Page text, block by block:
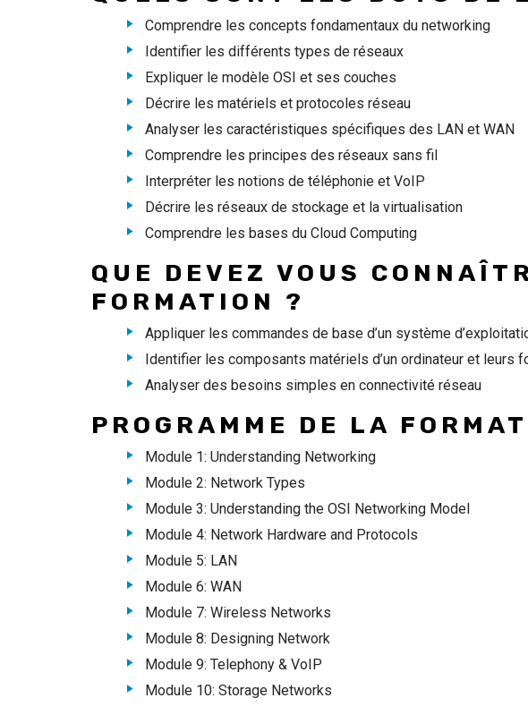
Comprendre les concepts fondamentaux du networking
Identifier les différents types de réseaux
Expliquer le modèle OSI et ses couches
Décrire les matériels et protocoles réseau
Analyser les caractéristiques spécifiques des LAN et WAN
Comprendre les principes des réseaux sans fil
Interpréter les notions de téléphonie et VoIP
Décrire les réseaux de stockage et la virtualisation
Comprendre les bases du Cloud Computing
QUE DEVEZ VOUS
FORMATION ?
Appliquer les commandes de base d’un système
Identifier les composants matériels d’un ordinateur et leurs
Analyser des besoins simples en connectivité réseau
PROGRAMME DE LA
Module 1: Understanding Networking
Module 2: Network Types
Module 3: Understanding the OSI Networking Model
Module 4: Network Hardware and Protocols
Module 5: LAN
Module 6: WAN
Module 7: Wireless Networks
Module 8: Designing Network
Module 9: Telephony & VoIP
Module 10: Storage Networks